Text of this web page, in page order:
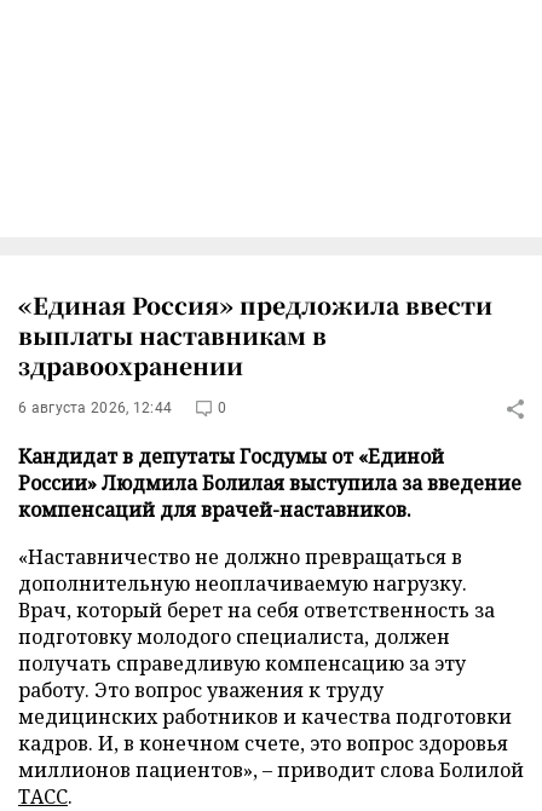
«Единая Россия» предложила ввести
выплаты наставникам в
здравоохранении
6 августа 2026, 12:44 0
Кандидат в депутаты Госдумы от «Единой
России» Людмила Болилая выступила за введение
компенсаций для врачей-наставников.
«Наставничество не должно превращаться в
дополнительную неоплачиваемую нагрузку.
Врач, который берет на себя ответственность за
подготовку молодого специалиста, должен
получать справедливую компенсацию за эту
работу. Это вопрос уважения к труду
медицинских работников и качества подготовки
кадров. И, в конечном счете, это вопрос здоровья
миллионов пациентов», – приводит слова Болилой
ТАСС.